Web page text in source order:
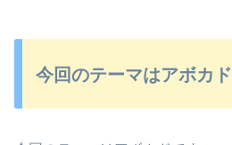
今回のテーマはアボカド